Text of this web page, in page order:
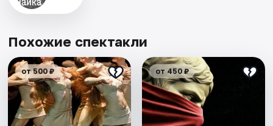
Похожие спектакли
от 500 ₽ от 450 ₽